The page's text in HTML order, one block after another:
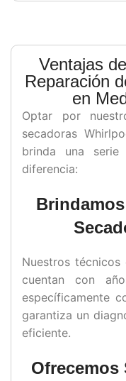
Ventajas
Reparación
en
Optar por
secadoras
brinda una
diferencia:
Nuestros
cuentan con
específicamente
garantiza un
eficiente.